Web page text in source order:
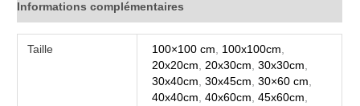
Informations complémentaires
Taille 100×100 cm 100x100cm
20x20cm
20x30cm ,30x30cm
30x40cm ,30x45cm ,30×60 cm
40x40cm ,40x60cm ,45x60cm